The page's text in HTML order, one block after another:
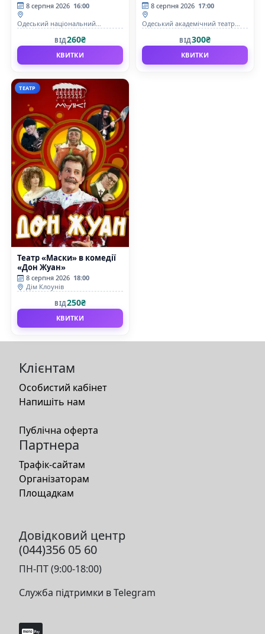
8 серпня 2026 16:00
Одеський національний
ВІД260₴
КВИТКИ
8 серпня 2026 17:00
Одеський академічний театр
ВІД300₴
КВИТКИ
ТЕАТР
Театр «Маски» в комедії
«Дон Жуан»
8 серпня 2026 18:00
Дім Клоунів
ВІД250₴
КВИТКИ
Клієнтам
Особистий кабінет
Напишіть нам
Публічна оферта
Партнера
Трафік-сайтам
Організаторам
Площадкам
Довідковий центр
(044)356 05 60
ПН-ПТ (9:00-18:00)
Служба підтримки в Telegram